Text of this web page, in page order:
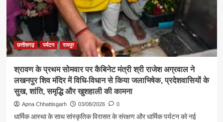
ने
जनदर्शन
सुनीं
आमजन
की
छत्तीसगढ़ पर्यटन रायपुर
श्रावण के प्रथम सोमवार पर कैबिनेट मंत्री श्री राजेश अग्रवाल ने
लखनपुर शिव मंदिर में विधि-विधान से किया जलाभिषेक, प्रदेशवासियों के
सुख, शांति, समृद्धि और खुशहाली की कामना
Apna Chhattisgarh 03/08/2026 0
धार्मिक आस्था के साथ सांस्कृतिक विरासत के संरक्षण और धार्मिक पर्यटन को नई